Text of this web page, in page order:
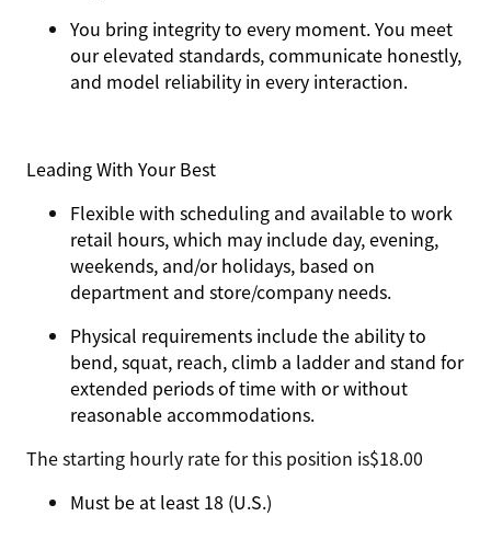
You bring integrityto every moment. You meet
our elevated standards, communicate honestly,
and model reliability in every interaction.
Leading With Your Best
Flexible with scheduling and available to work
retail hours, which may include day, evening,
weekends, and/or holidays, based on
department and store/company needs.
Physical requirements include the ability to
bend, squat, reach, climb a ladder and stand for
extended periods of time with or without
reasonable accommodations.
The starting hourly rate for this position isㅤ$18.00
Must be at least 18 (U.S.)